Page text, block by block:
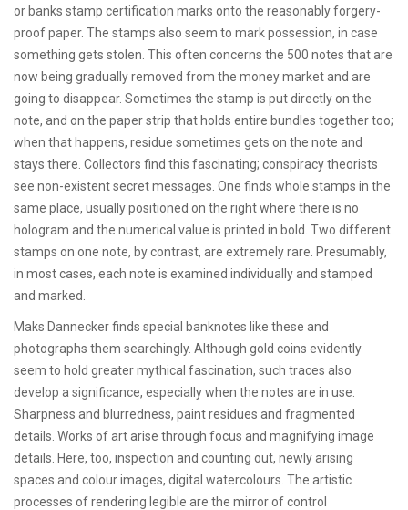
or banks stamp certification marks onto the reasonably forgery-
proof paper. The stamps also seem to mark possession, in case
something gets stolen. This often concerns the 500 notes that are
now being gradually removed from the money market and are
going to disappear. Sometimes the stamp is put directly on the
note, and on the paper strip that holds entire bundles together too;
when that happens, residue sometimes gets on the note and
stays there. Collectors find this fascinating; conspiracy theorists
see non-existent secret messages. One finds whole stamps in the
same place, usually positioned on the right where there is no
hologram and the numerical value is printed in bold. Two different
stamps on one note, by contrast, are extremely rare. Presumably,
in most cases, each note is examined individually and stamped
and marked.
Maks Dannecker finds special banknotes like these and
photographs them searchingly. Although gold coins evidently
seem to hold greater mythical fascination, such traces also
develop a significance, especially when the notes are in use.
Sharpness and blurredness, paint residues and fragmented
details. Works of art arise through focus and magnifying image
details. Here, too, inspection and counting out, newly arising
spaces and colour images, digital watercolours. The artistic
processes of rendering legible are the mirror of control